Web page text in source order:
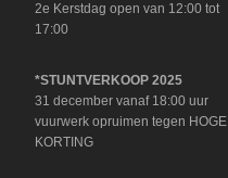
2e Kerstdag open van 12:00 tot
17:00
*STUNTVERKOOP 2025
31 december vanaf 18:00 uur
vuurwerk opruimen tegen HOGE
KORTING